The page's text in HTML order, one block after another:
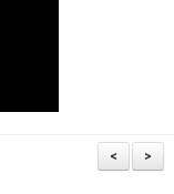
>
<